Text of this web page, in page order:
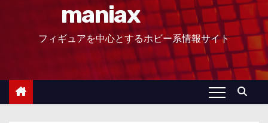
maniax
フィギュアを中心とするホビー系情報サイト